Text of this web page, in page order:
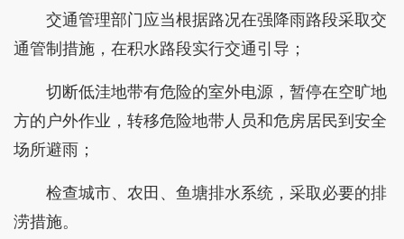
交通管理部门应当根据路况在强降雨路段采取交
通管制措施，在积水路段实行交通引导；
切断低洼地带有危险的室外电源，暂停在空旷地
方的户外作业，转移危险地带人员和危房居民到安全
场所避雨；
检查城市、农田、鱼塘排水系统，采取必要的排
涝措施。